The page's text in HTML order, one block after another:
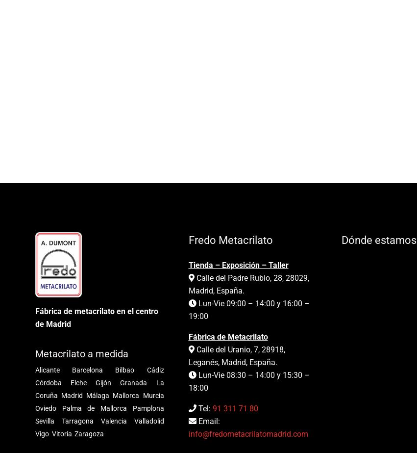
Fábrica de metacrilato en el centro
de Madrid
Metacrilato a medida
Alicante Barcelona Bilbao
Cádiz
Córdoba
Elche Gijón Granada
La
Coruña Madrid Málaga Mallorca
Murcia
Oviedo
Palma de Mallorca
Pamplona
Sevilla
Tarragona Valencia
Valladolid
Vigo Vitoria Zaragoza
Fredo Metacrilato
Tienda – Exposición – Taller
Calle del Padre Rubio, 28, 28029,
Madrid, España.
Lun-Vie 09:00 – 14:00 y 16:00 –
19:00
Fábrica de Metacrilato
Calle del Uranio, 7, 28918,
Leganés, Madrid, España.
Lun-Vie 08:30 – 14:00 y 15:30 –
18:00
Tel: 91 311 71 80
Email:
info@fredometacrilatomadrid.com
Dónde estamos